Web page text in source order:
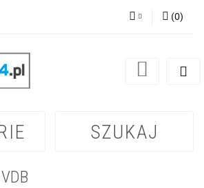
Zarejestruj się
(0)
SZUKAJ